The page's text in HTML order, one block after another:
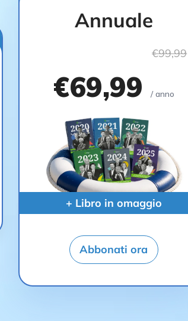
Annuale
€99,99
€69,99 / anno
+ Libro in omaggio
Abbonati ora